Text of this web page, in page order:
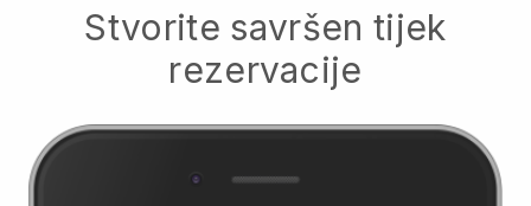
Stvorite savršen tijek
rezervacije